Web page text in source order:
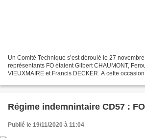
Un Comité Technique s’est déroulé le 27
représentants FO étaient Gilbert CHAUMONT,
VIEUXMAIRE et Francis DECKER. A cette
Régime indemnintaire CD57 :
Publié le 19/11/2020 à 11:04